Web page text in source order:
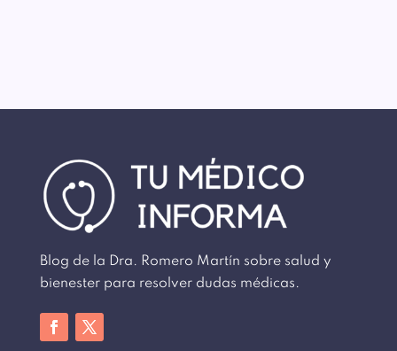
Blog de la Dra. Romero Martín sobre salud y
bienester para resolver dudas médicas.